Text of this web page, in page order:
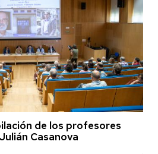
de los profesores
Casanova